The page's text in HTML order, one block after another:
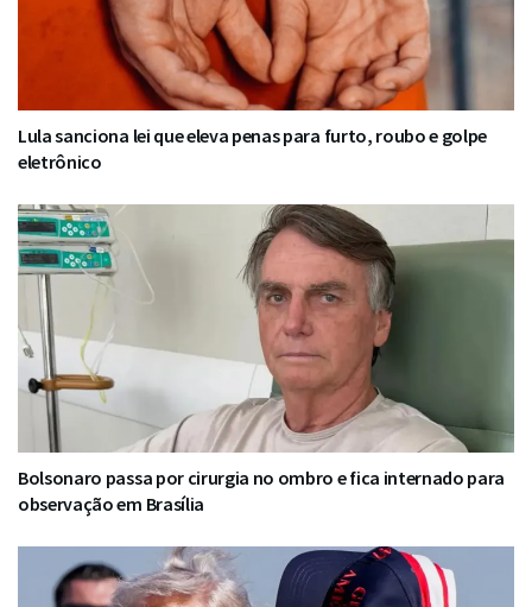
Lula sanciona lei que eleva penas para furto, roubo e golpe
eletrônico
Bolsonaro passa por cirurgia no ombro e fica internado para
observação em Brasília